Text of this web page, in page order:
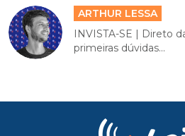
ARTHUR LESSA
INVISTA-SE | Direto
primeiras dúvidas...